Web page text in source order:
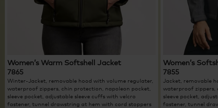
Women’s Warm Softshell Jacket
7865
Winter-Jacket, removable hood with volume regulater,
waterproof zippers, chin protection, napoleon pocket,
sleeve pocket, adjustable sleeve cuffs with velcro
fastener, tunnel drawstring at hem with cord stoppers
Women’s
7855
Jacket, removable
waterproof zippers,
sleeve pocket,
fastener, tunnel